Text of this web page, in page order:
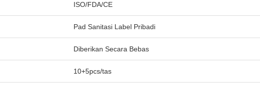
ISO/FDA/CE
Pad Sanitasi Label Pribadi
Diberikan Secara Bebas
10+5pcs/tas